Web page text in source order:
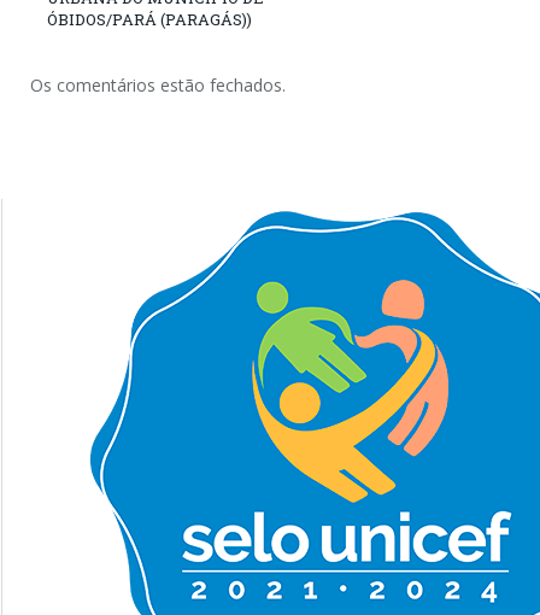
ÓBIDOS/PARÁ (PARAGÁS))
Os comentários estão fechados.